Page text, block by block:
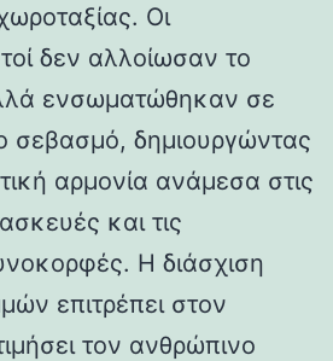
Οι
δεν αλλοίωσαν το
ενσωματώθηκαν σε
σεβασμό, δημιουργώντας
αρμονία ανάμεσα στις
και τις
Η διάσχιση
επιτρέπει στον
τον ανθρώπινο